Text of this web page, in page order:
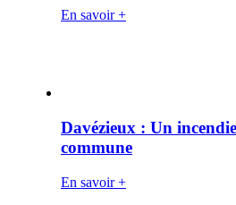
En savoir +
Davézieux : Un
commune
En savoir +